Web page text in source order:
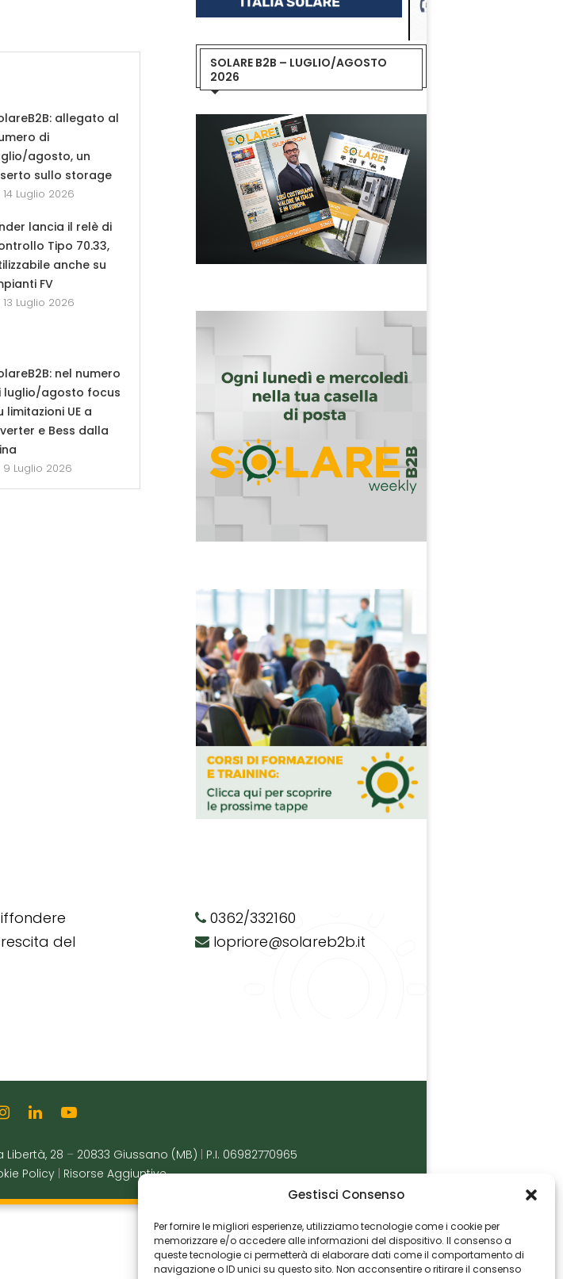
Gestisci Consenso
Per fornire le migliori esperienze, utilizziamo tecnologie come i cookie per
memorizzare e/o accedere alle informazioni del dispositivo. Il consenso a
queste tecnologie ci permetterà di elaborare dati come il comportamento di
navigazione o ID unici su questo sito. Non acconsentire o ritirare il consenso
allegato al
di
agosto, un
sullo storage
14 Luglio 2026
lancia il relè di
Tipo 70.33,
anche su
FV
13 Luglio 2026
nel numero
luglio/agosto focus
limitazioni UE a
e Bess dalla
9 Luglio 2026
SOLARE B2B – LUGLIO/AGOSTO
2026
del
0362/332160
lopriore@solareb2b.it
Libertà, 28 – 20833 Giussano (MB)
P.I. 06982770965
Policy Risorse Aggiuntive